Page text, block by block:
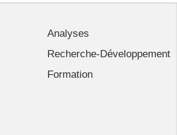
Analyses
Recherche-Développement
Formation